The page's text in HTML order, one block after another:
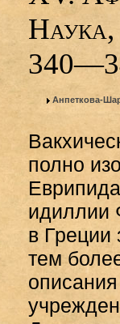
Анпеткова-
полно
идиллии
в Греции
тем